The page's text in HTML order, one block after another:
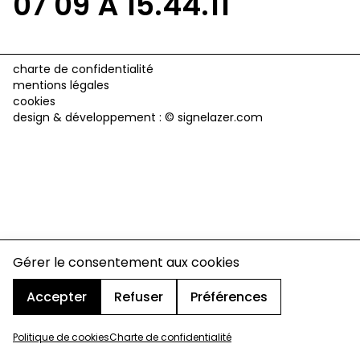
Gérer le consentement aux cookies
Accepter
Refuser Préférences
Politique de cookiesCharte de confidentialité
charte de confidentialité
mentions légales
cookies
design & développement : © signelazer.com